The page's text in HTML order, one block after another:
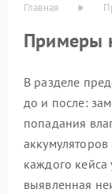
Главная
Примеры
В разделе
до и после:
попадания
каждого кейса
выявленная